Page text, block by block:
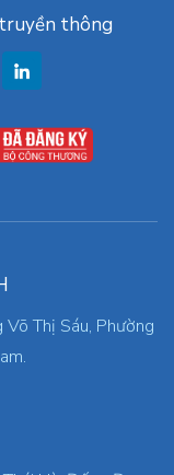
thông
Thị Sáu, Phường